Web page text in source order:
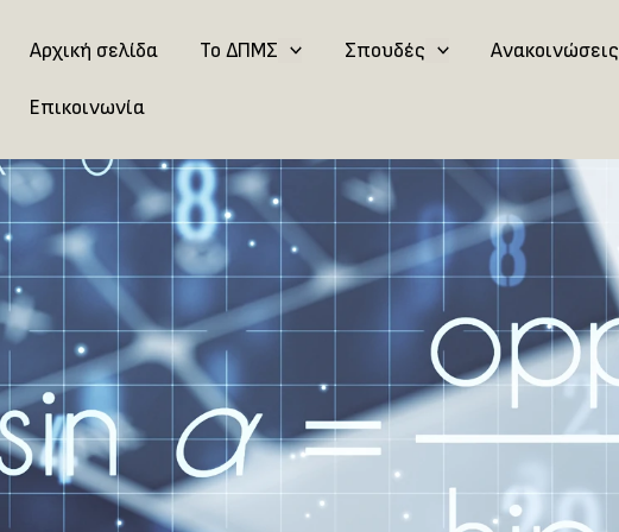
Αρχική σελίδα Το ΔΠΜΣ Σπουδές Ανακοινώσεις
Επικοινωνία